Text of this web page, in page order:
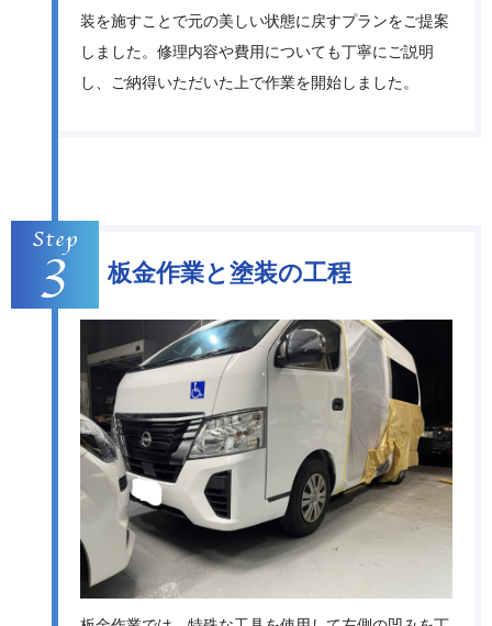
装を施すことで元の美しい状態に戻すプランをご提案
しました。修理内容や費用についても丁寧にご説明
し、ご納得いただいた上で作業を開始しました。
板金作業と塗装の工程